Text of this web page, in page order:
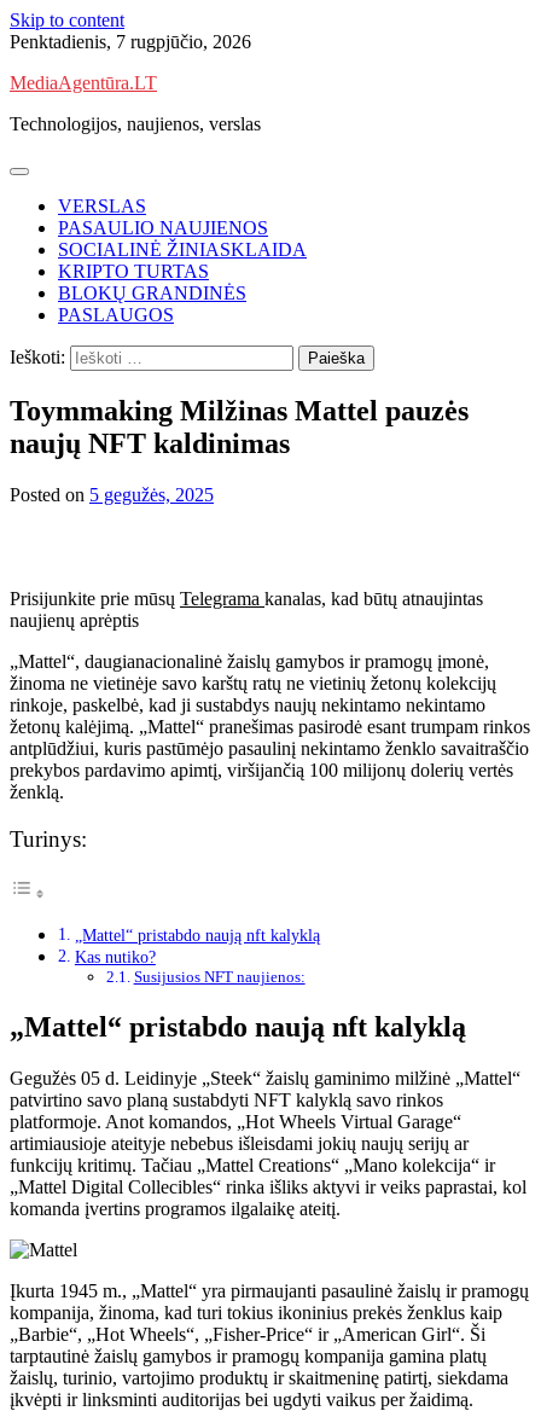
Skip to content
Penktadienis, 7 rugpjūčio, 2026
MediaAgentūra.LT
Technologijos, naujienos, verslas
VERSLAS
PASAULIO NAUJIENOS
SOCIALINĖ ŽINIASKLAIDA
KRIPTO TURTAS
BLOKŲ GRANDINĖS
PASLAUGOS
Ieškoti:
Toymmaking Milžinas Mattel pauzės
naujų NFT kaldinimas
Posted on 5 gegužės, 2025
Prisijunkite prie mūsų Telegrama kanalas, kad būtų atnaujintas
naujienų aprėptis
„Mattel“, daugianacionalinė žaislų gamybos ir pramogų įmonė,
žinoma ne vietinėje savo karštų ratų ne vietinių žetonų kolekcijų
rinkoje, paskelbė, kad ji sustabdys naujų nekintamo nekintamo
žetonų kalėjimą. „Mattel“ pranešimas pasirodė esant trumpam rinkos
antplūdžiui, kuris pastūmėjo pasaulinį nekintamo ženklo savaitraščio
prekybos pardavimo apimtį, viršijančią 100 milijonų dolerių vertės
ženklą.
Turinys:
„Mattel“ pristabdo naują nft kalyklą
Kas nutiko?
Susijusios NFT naujienos:
„Mattel“ pristabdo naują nft kalyklą
Gegužės 05 d. Leidinyje „Steek“ žaislų gaminimo milžinė „Mattel“
patvirtino savo planą sustabdyti NFT kalyklą savo rinkos
platformoje. Anot komandos, „Hot Wheels Virtual Garage“
artimiausioje ateityje nebebus išleisdami jokių naujų serijų ar
funkcijų kritimų. Tačiau „Mattel Creations“ „Mano kolekcija“ ir
„Mattel Digital Collecibles“ rinka išliks aktyvi ir veiks paprastai, kol
komanda įvertins programos ilgalaikę ateitį.
Įkurta 1945 m., „Mattel“ yra pirmaujanti pasaulinė žaislų ir pramogų
kompanija, žinoma, kad turi tokius ikoninius prekės ženklus kaip
„Barbie“, „Hot Wheels“, „Fisher-Price“ ir „American Girl“. Ši
tarptautinė žaislų gamybos ir pramogų kompanija gamina platų
žaislų, turinio, vartojimo produktų ir skaitmeninę patirtį, siekdama
įkvėpti ir linksminti auditorijas bei ugdyti vaikus per žaidimą.